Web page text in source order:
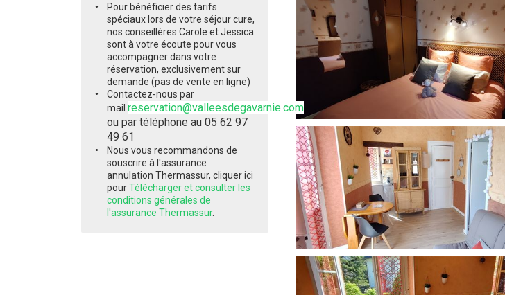
Pour bénéficier des tarifs
spéciaux lors de votre séjour cure,
nos conseillères Carole et Jessica
sont à votre écoute pour vous
accompagner dans votre
réservation, exclusivement sur
demande (pas de vente en ligne)
Contactez-nous par
mail reservation@valleesdegavarnie.com
ou par téléphone au 05 62 97
49 61
Nous vous recommandons de
souscrire à l'assurance
annulation Thermassur, cliquer ici
pourTélécharger et consulter les
conditions générales de
l'assurance Thermassur.